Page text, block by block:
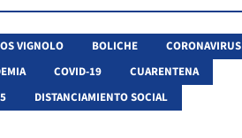
VIGNOLO BOLICHE
CORONAVIRUS
COVID-19
CUARENTENA
DISTANCIAMIENTO SOCIAL